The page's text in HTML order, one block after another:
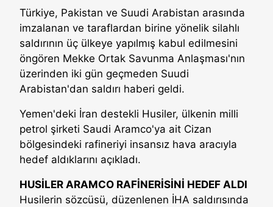
Türkiye, Pakistan ve Suudi Arabistan arasında
imzalanan ve taraflardan birine yönelik silahlı
saldırının üç ülkeye yapılmış kabul edilmesini
öngören Mekke Ortak Savunma Anlaşması'nın
üzerinden iki gün geçmeden Suudi
Arabistan'dan saldırı haberi geldi.
Yemen'deki İran destekli Husiler, ülkenin milli
petrol şirketi Saudi Aramco'ya ait Cizan
bölgesindeki rafineriyi insansız hava aracıyla
hedef aldıklarını açıkladı.
HUSİLER ARAMCO RAFİNERİSİNİ HEDEF ALDI
Husilerin sözcüsü, düzenlenen İHA saldırısında